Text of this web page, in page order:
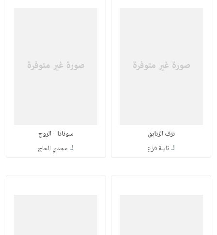
نزف الزنابق
لـ نايلة فزع
سوناتا - الروح
لـ مجدي الحاج